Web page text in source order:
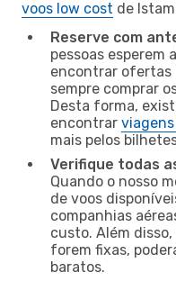
voos low cost de
Reserve com
pessoas esperem
encontrar ofertas
sempre comprar
Desta forma,
encontrar
mais pelos
Verifique todas
Quando o nosso
de voos
companhias
custo. Além
forem fixas,
baratos.